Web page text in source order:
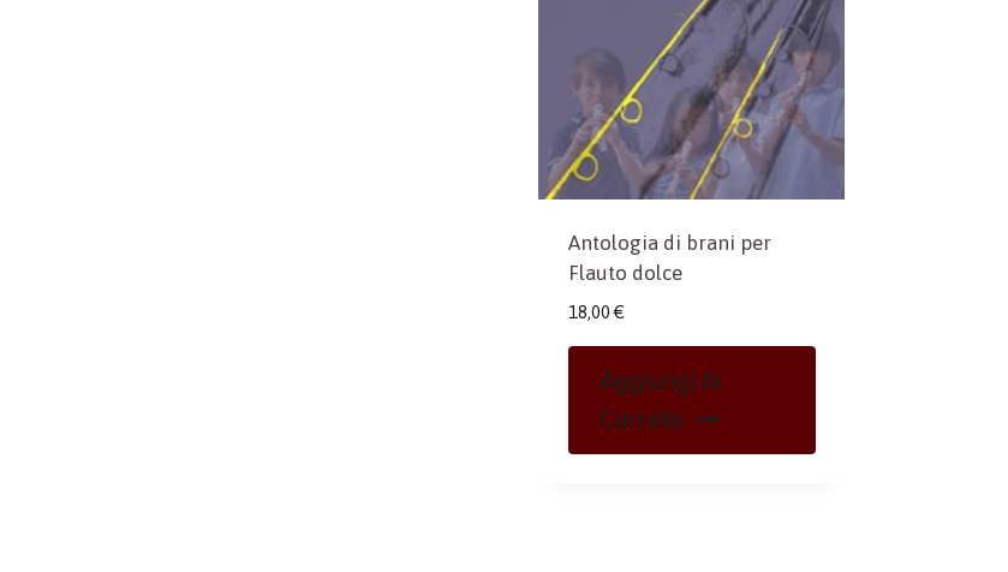
Antologia di brani per
Flauto dolce
18,00 €
Aggiungi Al
Carrello